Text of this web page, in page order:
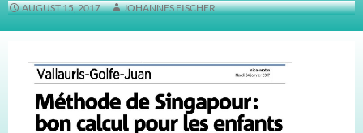
AUGUST 15, 2017 JOHANNES FISCHER